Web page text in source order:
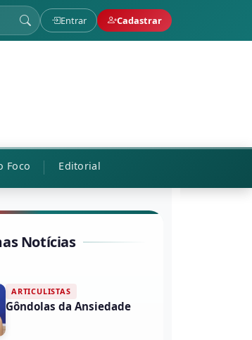
Entrar Cadastrar
Foco Editorial
Notícias
ARTICULISTAS
Gôndolas da Ansiedade